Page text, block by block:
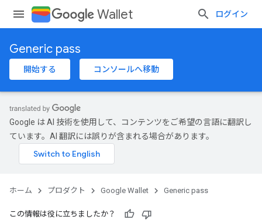
Wallet ログイン
Generic pass
開始する コンソールへ移動
Google は AI 技術を使用して、コンテンツをご希望の言語に翻訳し
ています。AI 翻訳には誤りが含まれる場合があります。
ホーム プロダクト Google Wallet Generic pass
この情報は役に立ちましたか？